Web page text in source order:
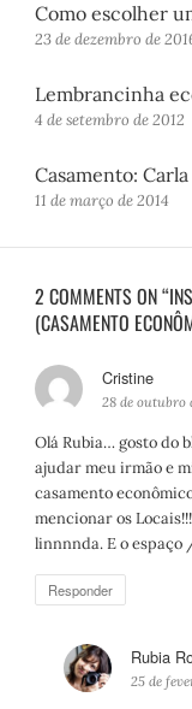
Como escolher
23 de dezembro de
Lembrancinha
4 de setembro de 2012
Casamento:
11 de março de 2014
2 COMMENTS ON
(CASAMENTO
Cristine
i
s
e
:
28 de outubro
Olá Rubia… gosto do
ajudar meu irmão e
casamento
mencionar os
linnnnda. E o espaço
Responder
Rubia
25 de